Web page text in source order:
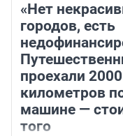
«Нет
городов, есть
проехали 2000
километров
машине —
того